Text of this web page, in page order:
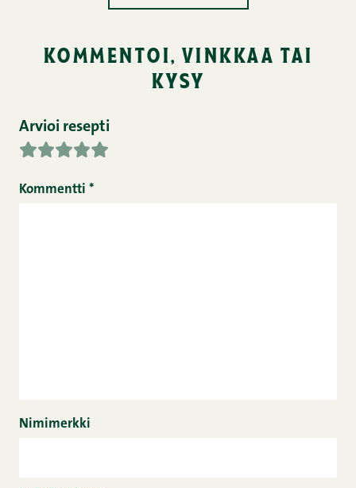
kommentoi, vinkkaa tai
kysy
Arvioi resepti
Kommentti *
Nimimerkki